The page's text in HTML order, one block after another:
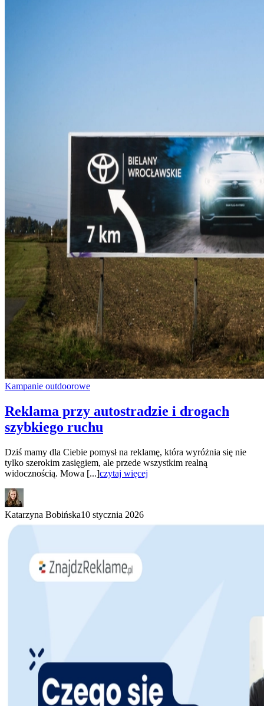
Kampanie outdoorowe
Reklama przy autostradzie i drogach
szybkiego ruchu
Dziś mamy dla Ciebie pomysł na reklamę, która wyróżnia się nie
tylko szerokim zasięgiem, ale przede wszystkim realną
widocznością. Mowa [...]czytaj więcej
Katarzyna Bobińska10 stycznia 2026